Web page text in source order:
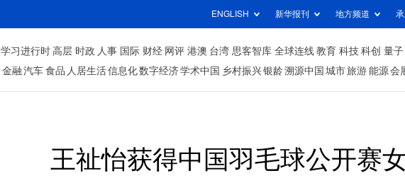
ENGLISH 新华报刊 地方频道
学习进行时 高层 时政 人事 国际 财经 网评 港澳 台湾 思客智库 全球连线 教育 科技 科创 量子
金融 汽车 食品 人居生活信息化数字经济学术中国 乡村振兴银龄溯源中国 城市旅游 能源 会
王祉怡获得中国羽毛球公开赛